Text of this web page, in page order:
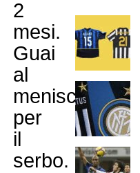
2
mesi.
Guai
al
menisco
per
il
serbo.